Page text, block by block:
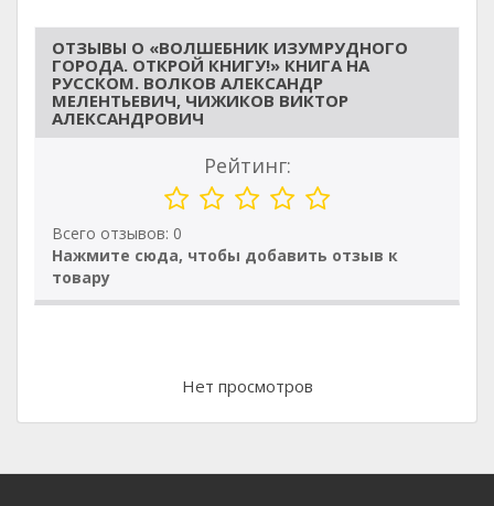
ОТЗЫВЫ О «ВОЛШЕБНИК ИЗУМРУДНОГО
ГОРОДА. ОТКРОЙ КНИГУ!» КНИГА НА
РУССКОМ. ВОЛКОВ АЛЕКСАНДР
МЕЛЕНТЬЕВИЧ, ЧИЖИКОВ ВИКТОР
АЛЕКСАНДРОВИЧ
Рейтинг:
Всего отзывов: 0
Нажмите сюда, чтобы добавить отзыв к
товару
Нет просмотров